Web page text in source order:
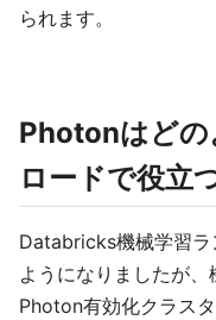
られます。
Photonはどの
ロードで役立
Databricks機械学習
ようになりましたが
Photon有効化クラス